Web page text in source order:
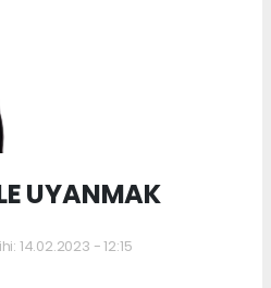
UYANMAK
14.02.2023 - 12:15